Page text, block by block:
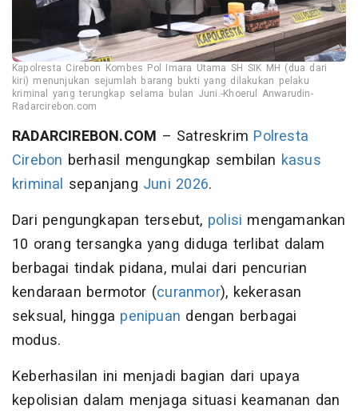
Kapolresta Cirebon Kombes Pol Imara Utama SH SIK MH (dua dari
kiri) menunjukan sejumlah barang bukti yang dilakukan pelaku
kriminal yang terungkap selama bulan Juni.-Khoerul Anwarudin-
Radarcirebon.com
RADARCIREBON.COM – Satreskrim Polresta
Cirebon berhasil mengungkap sembilan kasus
kriminal sepanjang Juni 2026.
Dari pengungkapan tersebut, polisi mengamankan
10 orang tersangka yang diduga terlibat dalam
berbagai tindak pidana, mulai dari pencurian
kendaraan bermotor (curanmor), kekerasan
seksual, hingga penipuan dengan berbagai
modus.
Keberhasilan ini menjadi bagian dari upaya
kepolisian dalam menjaga situasi keamanan dan